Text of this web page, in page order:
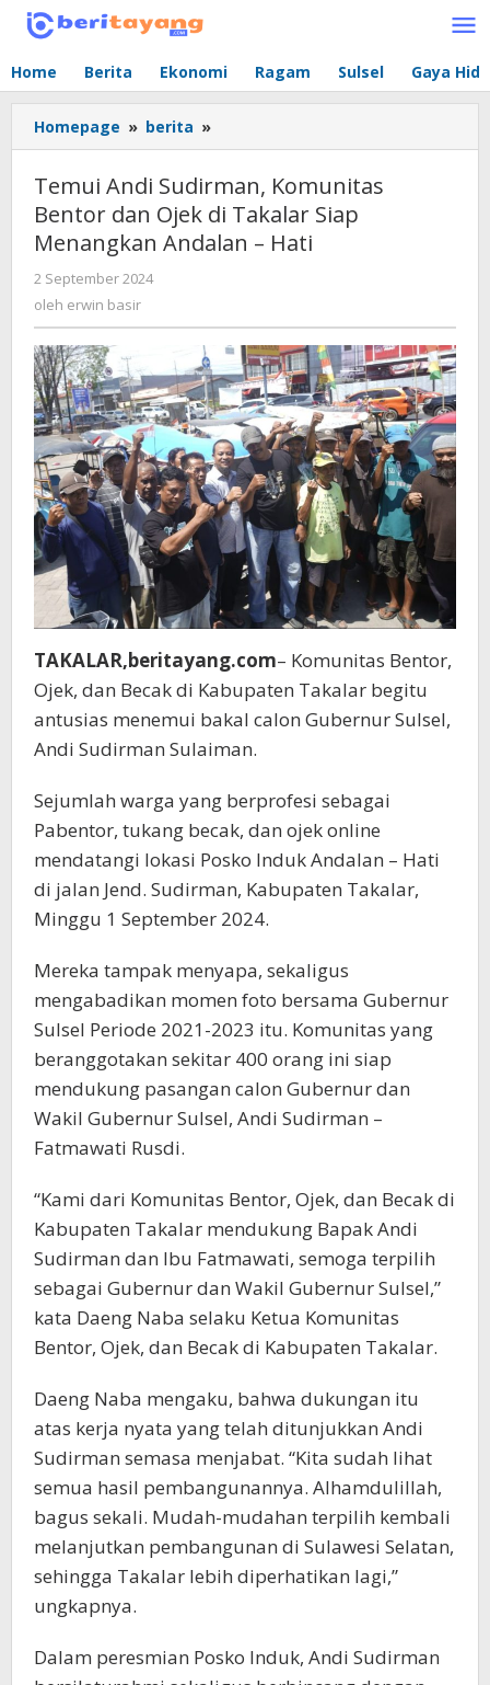
Lewati
Home Berita Ekonomi Ragam Sulsel Gaya
Homepage » berita »
Andi
Komunitas
Bentor
dan
Siap
Menangkan
Andalan
-
Hati
Temui Andi Sudirman, Komunitas
Bentor dan Ojek di Takalar Siap
Menangkan Andalan – Hati
2 September 2024
oleh erwin basir
TAKALAR,beritayang.com– Komunitas Bentor,
Ojek, dan Becak di Kabupaten Takalar begitu
antusias menemui bakal calon Gubernur Sulsel,
Andi Sudirman Sulaiman.
Sejumlah warga yang berprofesi sebagai
Pabentor, tukang becak, dan ojek online
mendatangi lokasi Posko Induk Andalan – Hati
di jalan Jend. Sudirman, Kabupaten Takalar,
Minggu 1 September 2024.
Mereka tampak menyapa, sekaligus
mengabadikan momen foto bersama Gubernur
Sulsel Periode 2021-2023 itu. Komunitas yang
beranggotakan sekitar 400 orang ini siap
mendukung pasangan calon Gubernur dan
Wakil Gubernur Sulsel, Andi Sudirman –
Fatmawati Rusdi.
“Kami dari Komunitas Bentor, Ojek, dan Becak di
Kabupaten Takalar mendukung Bapak Andi
Sudirman dan Ibu Fatmawati, semoga terpilih
sebagai Gubernur dan Wakil Gubernur Sulsel,”
kata Daeng Naba selaku Ketua Komunitas
Bentor, Ojek, dan Becak di Kabupaten Takalar.
Daeng Naba mengaku, bahwa dukungan itu
atas kerja nyata yang telah ditunjukkan Andi
Sudirman semasa menjabat. “Kita sudah lihat
semua hasil pembangunannya. Alhamdulillah,
bagus sekali. Mudah-mudahan terpilih kembali
melanjutkan pembangunan di Sulawesi Selatan,
sehingga Takalar lebih diperhatikan lagi,”
ungkapnya.
Dalam peresmian Posko Induk, Andi Sudirman